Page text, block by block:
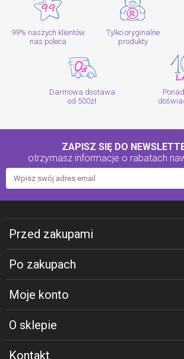
99% naszych klientów
nas poleca
Tylko oryginalne
produkty
Darmowa dostawa
od 500zł
ZAPISZ SIĘ DO
otrzymasz informacje o rabatach
Przed zakupami
Po zakupach
Moje konto
O sklepie
Kontakt